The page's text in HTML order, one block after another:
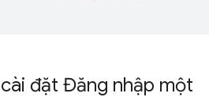
đặt Đăng nhập một